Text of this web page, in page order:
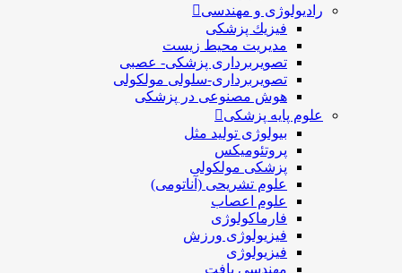
رادیولوژی و مهندسی
فيزيك پزشکی
مدیریت محیط زیست
تصویربرداری پزشکی- عصبی
تصویربرداری-سلولی مولکولی
هوش مصنوعی در پزشکی
علوم پایه پزشکی
بیولوژی تولید مثل
پروتئومیکس
پزشکی مولکولی
علوم تشریحی (آناتومی)
علوم اعصاب
فارماکولوژی
فیزیولوژی ورزش
فیزیولوژی
مهندسی بافت